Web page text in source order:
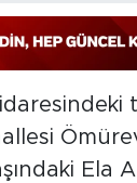
Ela